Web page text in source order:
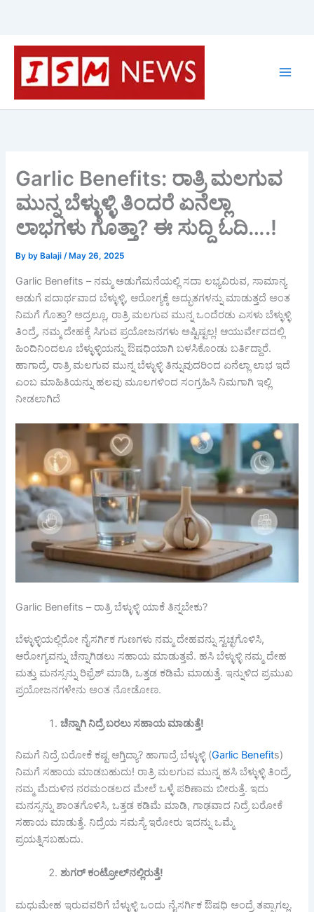
Skip
content
Garlic Benefits: ರಾತ್ರಿ ಮಲಗುವ
ಮುನ್ನ ಬೆಳ್ಳುಳ್ಳಿ ತಿಂದರೆ ಏನೆಲ್ಲಾ
ಲಾಭಗಳು ಗೊತ್ತಾ? ಈ ಸುದ್ದಿ ಓದಿ….!
By by Balaji/ May 26, 2025
Garlic Benefits – ನಮ್ಮ ಅಡುಗೆಮನೆಯಲ್ಲಿ ಸದಾ ಲಭ್ಯವಿರುವ, ಸಾಮಾನ್ಯ
ಅಡುಗೆ ಪದಾರ್ಥವಾದ ಬೆಳ್ಳುಳ್ಳಿ, ಆರೋಗ್ಯಕ್ಕೆ ಅದ್ಭುತಗಳನ್ನು ಮಾಡುತ್ತದೆ ಅಂತ
ನಿಮಗೆ ಗೊತ್ತಾ? ಅದ್ರಲ್ಲೂ, ರಾತ್ರಿ ಮಲಗುವ ಮುನ್ನ ಒಂದೆರಡು ಎಸಳು ಬೆಳ್ಳುಳ್ಳಿ
ತಿಂದ್ರೆ, ನಮ್ಮ ದೇಹಕ್ಕೆ ಸಿಗುವ ಪ್ರಯೋಜನಗಳು ಅಷ್ಟಿಷ್ಟಲ್ಲ! ಆಯುರ್ವೇದದಲ್ಲಿ
ಹಿಂದಿನಿಂದಲೂ ಬೆಳ್ಳುಳ್ಳಿಯನ್ನು ಔಷಧಿಯಾಗಿ ಬಳಸಿಕೊಂಡು ಬರ್ತಿದ್ದಾರೆ.
ಹಾಗಾದ್ರೆ, ರಾತ್ರಿ ಮಲಗುವ ಮುನ್ನ ಬೆಳ್ಳುಳ್ಳಿ ತಿನ್ನುವುದರಿಂದ ಏನೆಲ್ಲಾ ಲಾಭ ಇದೆ
ಎಂಬ ಮಾಹಿತಿಯನ್ನು ಹಲವು ಮೂಲಗಳಿಂದ ಸಂಗ್ರಹಿಸಿ ನಿಮಗಾಗಿ ಇಲ್ಲಿ
ನೀಡಲಾಗಿದೆ
Garlic Benefits – ರಾತ್ರಿ ಬೆಳ್ಳುಳ್ಳಿ ಯಾಕೆ ತಿನ್ನಬೇಕು?
ಬೆಳ್ಳುಳ್ಳಿಯಲ್ಲಿರೋ ನೈಸರ್ಗಿಕ ಗುಣಗಳು ನಮ್ಮ ದೇಹವನ್ನು ಸ್ವಚ್ಛಗೊಳಿಸಿ,
ಆರೋಗ್ಯವನ್ನು ಚೆನ್ನಾಗಿಡಲು ಸಹಾಯ ಮಾಡುತ್ತವೆ. ಹಸಿ ಬೆಳ್ಳುಳ್ಳಿ ನಮ್ಮ ದೇಹ
ಮತ್ತು ಮನಸ್ಸನ್ನು ರಿಫ್ರೆಶ್ ಮಾಡಿ, ಒತ್ತಡ ಕಡಿಮೆ ಮಾಡುತ್ತೆ. ಇನ್ನುಳಿದ ಪ್ರಮುಖ
ಪ್ರಯೋಜನಗಳೇನು ಅಂತ ನೋಡೋಣ.
ಚೆನ್ನಾಗಿ ನಿದ್ರೆ ಬರಲು ಸಹಾಯ ಮಾಡುತ್ತೆ!
ನಿಮಗೆ ನಿದ್ರೆ ಬರೋಕೆ ಕಷ್ಟ ಆಗ್ತಿದ್ಯಾ? ಹಾಗಾದ್ರೆ ಬೆಳ್ಳುಳ್ಳಿ (Garlic Benefits)
ನಿಮಗೆ ಸಹಾಯ ಮಾಡಬಹುದು! ರಾತ್ರಿ ಮಲಗುವ ಮುನ್ನ ಹಸಿ ಬೆಳ್ಳುಳ್ಳಿ ತಿಂದ್ರೆ,
ನಮ್ಮ ಮೆದುಳಿನ ನರಮಂಡಲದ ಮೇಲೆ ಒಳ್ಳೆ ಪರಿಣಾಮ ಬೀರುತ್ತೆ. ಇದು
ಮನಸ್ಸನ್ನು ಶಾಂತಗೊಳಿಸಿ, ಒತ್ತಡ ಕಡಿಮೆ ಮಾಡಿ, ಗಾಢವಾದ ನಿದ್ರೆ ಬರೋಕೆ
ಸಹಾಯ ಮಾಡುತ್ತೆ. ನಿದ್ರೆಯ ಸಮಸ್ಯೆ ಇರೋರು ಇದನ್ನು ಒಮ್ಮೆ
ಪ್ರಯತ್ನಿಸಬಹುದು.
ಶುಗರ್ ಕಂಟ್ರೋಲ್‌ನಲ್ಲಿರುತ್ತೆ!
ಮಧುಮೇಹ ಇರುವವರಿಗೆ ಬೆಳ್ಳುಳ್ಳಿ ಒಂದು ನೈಸರ್ಗಿಕ ಔಷಧಿ ಅಂದ್ರೆ ತಪ್ಪಾಗಲ್ಲ.